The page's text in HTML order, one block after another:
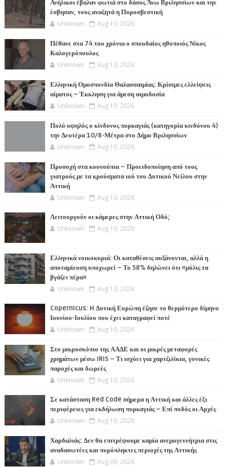
Ανήλικοι έβαλαν φωτιά στο δάσος Άνω Βριλησσίων και την
έσβησαν, τους αναζητά η Πυροσβεστική
Unknown Aug 10, 2026
Πέθανε στα 74 του χρόνια ο σπουδαίος ηθοποιός Νίκος
Καλογερόπουλος
Unknown Aug 10, 2026
Ελληνική Ομοσπονδία Θαλασσαιμίας: Κρίσιμες ελλείψεις
αίματος – Έκκληση για άμεση αιμοδοσία
Unknown Aug 10, 2026
Πολύ υψηλός ο κίνδυνος πυρκαγιάς (κατηγορία κινδύνου 4)
την Δευτέρα 10/8-Μέτρα στο Δήμο Βριλησσίων
Unknown Aug 10, 2026
Προσοχή στα κουνούπια – Προειδοποίηση από τους
γιατρούς με τα κρούσματα ιού του Δυτικού Νείλου στην
Αττική
Unknown Aug 10, 2026
Λειτουργούν οι κάμερες στην Αττική Οδό;
Unknown Aug 10, 2026
Ελληνικά νοικοκυριά: Οι καταθέσεις αυξάνονται, αλλά η
αποταμίευση υποχωρεί – Το 58% δηλώνει ότι «μόλις τα
βγάζει πέρα»
Unknown Aug 10, 2026
Copernicus: H Δυτική Ευρώπη έζησε το θερμότερο δίμηνο
Ιουνίου-Ιουλίου που έχει καταγραφεί ποτέ
Unknown Aug 10, 2026
Στο μικροσκόπιο της ΑΑΔΕ και οι μικρές μεταφορές
χρημάτων μέσω IRIS – Τι ισχύει για χαρτζιλίκια, γονικές
παροχές και δωρεές
Unknown Aug 10, 2026
Σε κατάσταση Red Code σήμερα η Αττική και άλλες έξι
περιφέρειες για εκδήλωση πυρκαγιάς – Επί ποδός οι Αρχές
Unknown Aug 10, 2026
Χαρδαλιάς: Δεν θα επιτρέψουμε καμία ανεμογεννήτρια στις
αναδασωτέες και πυρόπληκτες περιοχές της Αττικής
Unknown Aug 09, 2026